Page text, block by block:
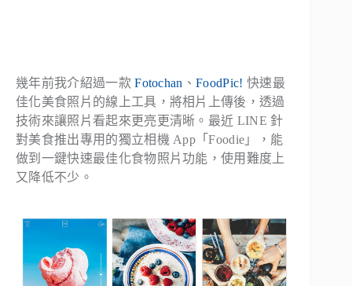
幾年前我介紹過一款Fotochan 、FoodPic! 快速最
佳化美食照片的線上工具，將相片上傳後，透過
技術來讓照片看起來更亮更清晰。最近 LINE 針
對美食推出專用的獨立相機 App「Foodie」，能
做到一鍵快速最佳化食物照片功能，使用難度上
又降低不少。